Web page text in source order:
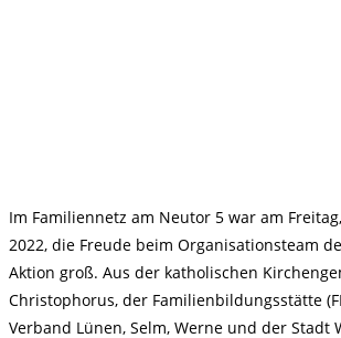
Im Familiennetz am Neutor 5 war am
2022, die Freude beim Organisationsteam
Aktion groß. Aus der katholischen
Christophorus, der Familienbildungsstätte
Verband Lünen, Selm, Werne und der Stadt